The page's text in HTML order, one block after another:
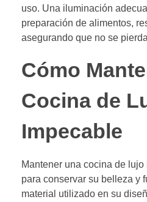
uso. Una iluminación
preparación de alimentos,
asegurando que no se
Cómo
Cocina de
Impecable
Mantener una cocina de
para conservar su belleza y
material utilizado en su